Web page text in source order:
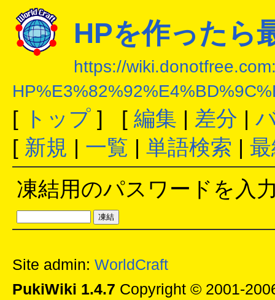
HPを作ったら
https://
[ トップ] [ 編集 | 差分 |
[ 新規 | 一覧 | 単語検索 |
凍結用のパスワードを入
Site admin: WorldCraft
PukiWiki 1.4.7 Copyright © 2001-